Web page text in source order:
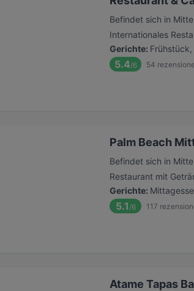
Befindet sich in Mitte
Internationales
Gerichte:
5.4/6 54
Palm Beach
Befindet sich in Mitte
Restaurant mit
Gerichte:
5.1 /6 117
Atame Tapas